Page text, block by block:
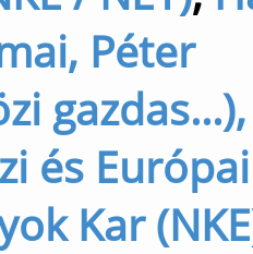
Péter
és Európai
Kar